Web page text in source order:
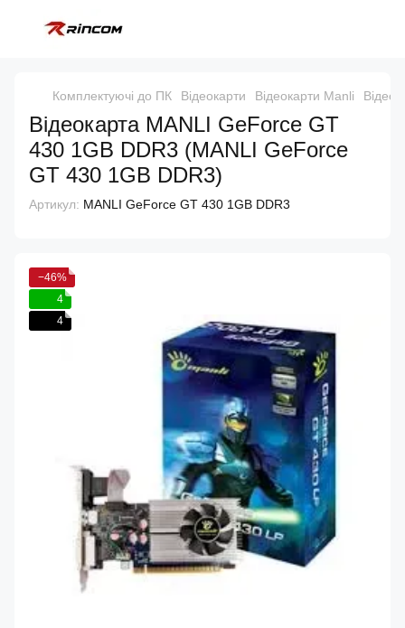
Комплектуючі до ПК Відеокарти Відеокарти Manli
Відеокарта MANLI GeForce GT
430 1GB DDR3 (MANLI GeForce
GT 430 1GB DDR3)
Артикул: MANLI GeForce GT 430 1GB DDR3
−46%
4
4